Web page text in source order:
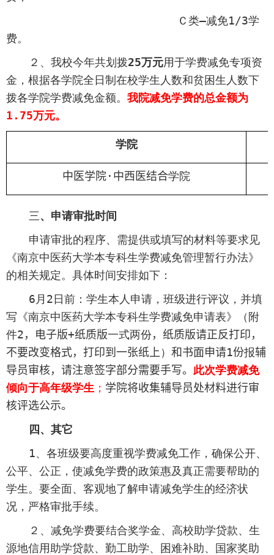
Ｃ类—减免1/3学
费。
２、我校今年共划拨25万元用于学费减免专项资
金， 根据各学院全日制在校学生人数和贫困生人数下
拨各学院学费减免金额。 我院减免学费的总金额为
1.75万元。
学院
中医学院· 中西医结合学院
三、申请审批时间
申请审批的程序、需提供或填写的材料等要求见
《南京中医药大学本专科生学费减免管理暂行办法》
的相关规定。具体时间安排如下：
6 月 2日前：学生本人申请，班级进行评议，并填
写《南京中医药大学本专科生学费减免申请表》（附
件2，电子版+纸质版一式两份，纸质版请正反打印，
不要改变格式，打印到一张纸上 ） 和书面申请1份报辅
导员审核，请注意签字部分需要手写。 此次学费减免
倾向于高年级学生 ； 学院将收集辅导员处材料进行审
核评选公示。
四、其它
1、各班级要高度重视学费减免工作，确保公开、
公平、公正，使减免学费的政策惠及真正需要帮助的
学生。要全面、客观地了解申请减免学生的经济状
况，严格审批手续。
２、减免学费要结合奖学金、高校助学贷款、生
源地信用助学贷款、勤工助学、困难补助、国家奖助